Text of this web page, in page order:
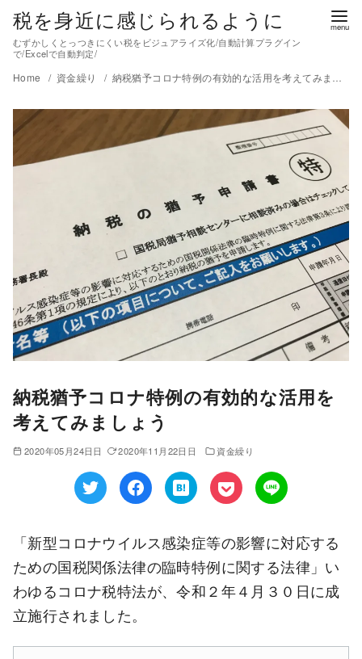
税を身近に感じられるように
むずかしくとっつきにくい税をビジュアライズ化/自動計算プラグイン
で/Excelで自動判定/
Home 資金繰り 納税猶予コロナ特例の有効的な活用を考えてみましょう
納税猶予コロナ特例の有効的な活用を
考えてみましょう
2020年05月24日日 2020年11月22日日 資金繰り
「新型コロナウイルス感染症等の影響に対応する
ための国税関係法律の臨時特例に関する法律」い
わゆるコロナ税特法が、令和２年４月３０日に成
立施行されました。